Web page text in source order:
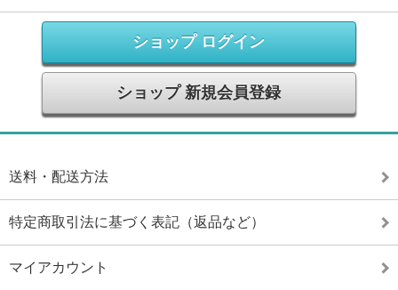
ショップ ログイン
ショップ 新規会員登録
送料・配送方法
特定商取引法に基づく表記（返品など）
マイアカウント